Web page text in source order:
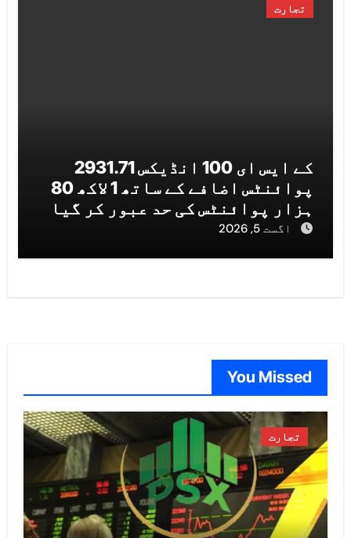
تجارت
کے ایس ای 100 انڈیکس 2931.71
پوائنٹس اضافے کے ساتھ 1 لاکھ 80
ہزار پوائنٹس کی حد عبور کر گیا
اگست 5, 2026
You Missed
تجارت